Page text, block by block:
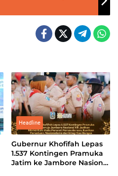
Headline
Gubernur Khofifah Lepas
1.537 Kontingen Pramuka
Jatim ke Jambore Nasional